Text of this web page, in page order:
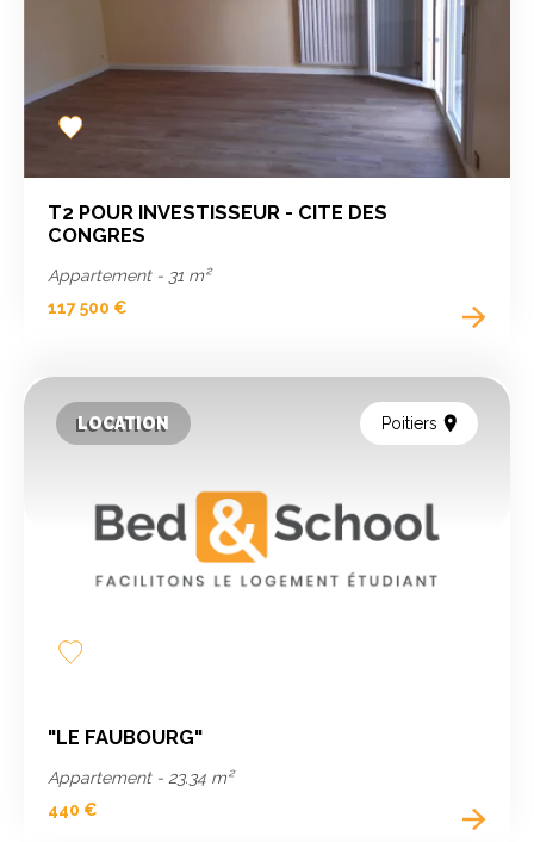
Add
to
T2 POUR INVESTISSEUR - CITE DES
CONGRES
Appartement - 31 m²
117 500 €
LOCATION Poitiers
Add
to
"LE FAUBOURG"
Appartement - 23.34 m²
440 €